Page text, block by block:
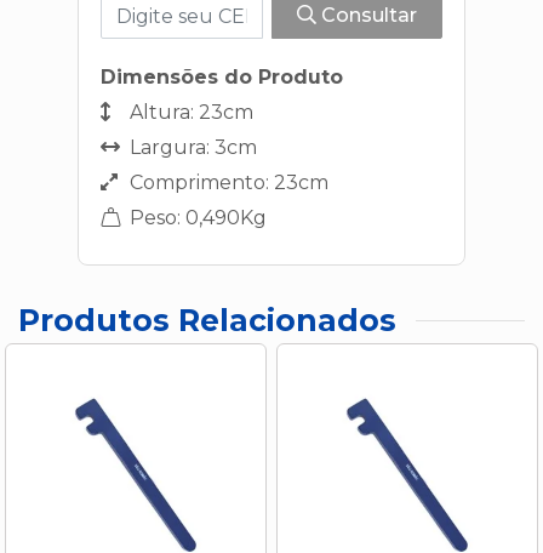
Consultar
Dimensões do Produto
Altura: 23cm
Largura: 3cm
Comprimento: 23cm
Peso: 0,490Kg
Produtos Relacionados